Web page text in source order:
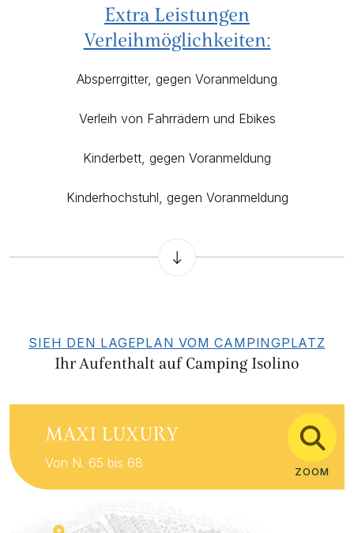
Extra Leistungen
Verleihmöglichkeiten:
Absperrgitter, gegen Voranmeldung
Verleih von Fahrrädern und Ebikes
Kinderbett, gegen Voranmeldung
Kinderhochstuhl, gegen Voranmeldung
SIEH DEN LAGEPLAN VOM CAMPINGPLATZ
Ihr Aufenthalt auf Camping Isolino
MAXI LUXURY
Von N. 65 bis 68
ZOOM